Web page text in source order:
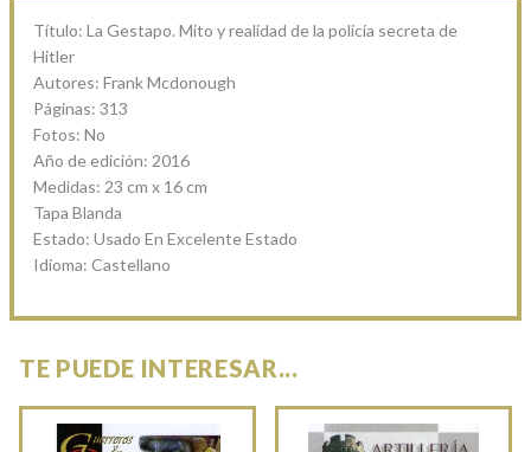
Título: La Gestapo. Mito y realidad de la policía secreta de
Hitler
Autores: Frank Mcdonough
Páginas: 313
Fotos: No
Año de edición: 2016
Medidas: 23 cm x 16 cm
Tapa Blanda
Estado: Usado En Excelente Estado
Idioma: Castellano
TE PUEDE INTERESAR...